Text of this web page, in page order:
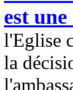
est
l'Eglise
la